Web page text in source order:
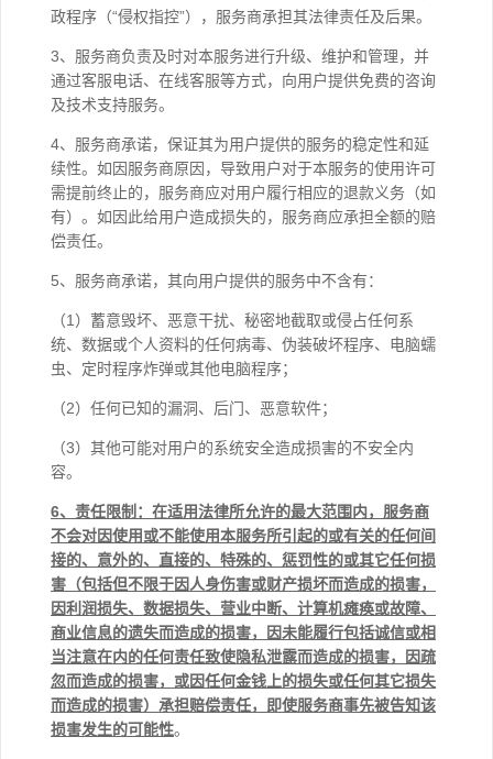
政程序（“侵权指控”），服务商承担其法律责任及后果。
3、服务商负责及时对本服务进行升级、维护和管理，并
通过客服电话、在线客服等方式，向用户提供免费的咨询
及技术支持服务。
4、服务商承诺，保证其为用户提供的服务的稳定性和延
续性。如因服务商原因，导致用户对于本服务的使用许可
需提前终止的，服务商应对用户履行相应的退款义务（如
有）。如因此给用户造成损失的，服务商应承担全额的赔
偿责任。
5、服务商承诺，其向用户提供的服务中不含有：
（1）蓄意毁坏、恶意干扰、秘密地截取或侵占任何系
统、数据或个人资料的任何病毒、伪装破坏程序、电脑蠕
虫、定时程序炸弹或其他电脑程序；
（2）任何已知的漏洞、后门、恶意软件；
（3）其他可能对用户的系统安全造成损害的不安全内
容。
6、责任限制：在适用法律所允许的最大范围内，服务商
不会对因使用或不能使用本服务所引起的或有关的任何间
接的、意外的、直接的、特殊的、惩罚性的或其它任何损
害（包括但不限于因人身伤害或财产损坏而造成的损害，
因利润损失、数据损失、营业中断、计算机瘫痪或故障、
商业信息的遗失而造成的损害，因未能履行包括诚信或相
当注意在内的任何责任致使隐私泄露而造成的损害，因疏
忽而造成的损害，或因任何金钱上的损失或任何其它损失
而造成的损害）承担赔偿责任，即使服务商事先被告知该
损害发生的可能性。